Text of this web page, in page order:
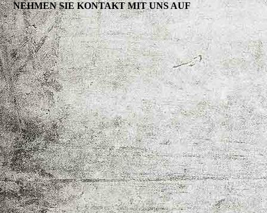
NEHMEN SIE KONTAKT MIT UNS AUF